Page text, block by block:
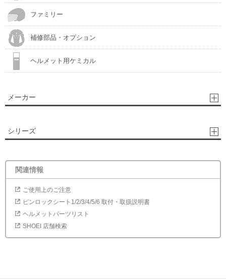
ファミリー
補修部品・オプション
ヘルメット用ケミカル
メーカー
シリーズ
関連情報
ご使用上のご注意
ピンロックシート1/2/3/4/5/6 取付・取扱説明書
ヘルメットパーツリスト
SHOEI 店舗検索